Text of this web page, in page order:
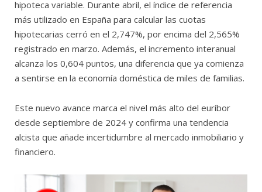
hipoteca variable. Durante abril, el índice de referencia
más utilizado en España para calcular las cuotas
hipotecarias cerró en el 2,747%, por encima del 2,565%
registrado en marzo. Además, el incremento interanual
alcanza los 0,604 puntos, una diferencia que ya comienza
a sentirse en la economía doméstica de miles de familias.
Este nuevo avance marca el nivel más alto del euríbor
desde septiembre de 2024 y confirma una tendencia
alcista que añade incertidumbre al mercado inmobiliario y
financiero.